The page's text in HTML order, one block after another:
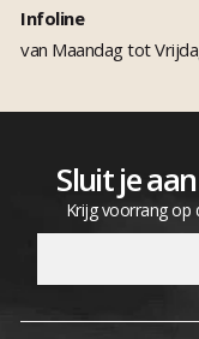
Infoline
van Maandag tot
Sluit je
Krijg voorrang op